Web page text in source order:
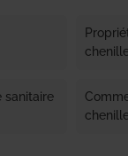
sanitaire